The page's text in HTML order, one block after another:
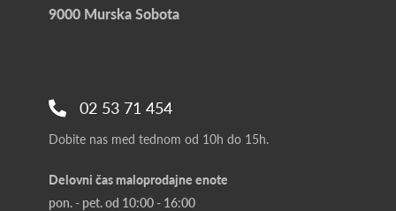
9000 Murska Sobota
02 53 71 454
Dobite nas med tednom od 10h do 15h.
Delovni čas maloprodajne enote
pon. - pet. od 10:00 - 16:00